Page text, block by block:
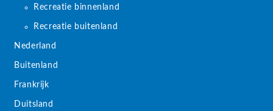
Recreatie binnenland
Recreatie buitenland
Nederland
Buitenland
Frankrijk
Duitsland